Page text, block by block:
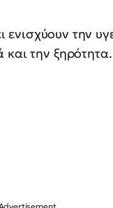
ενισχύουν την
την ξηρότητα.